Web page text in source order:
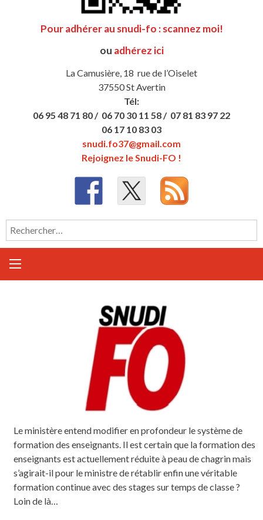
Pour adhérer au snudi-fo : scannez moi!
ou adhérez ici
La Camusière, 18 rue de l’Oiselet
37550 St Avertin
Tél:
06 95 48 71 80 / 06 70 30 11 58 / 07 81 83 97 22
06 17 10 83 03
snudi.fo37@gmail.com
Rejoignez le Snudi-FO !
Rechercher :
Le ministère entend modifier en profondeur le système de
formation des enseignants. Il est certain que la formation des
enseignants est actuellement réduite à peau de chagrin mais
s’agirait-il pour le ministre de rétablir enfin une véritable
formation continue avec des stages sur temps de classe ?
Loin de là…